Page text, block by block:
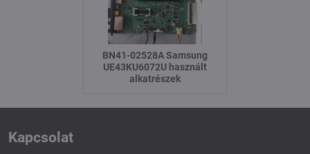
BN41-02528A Samsung
UE43KU6072U használt
alkatrészek
Kapcsolat